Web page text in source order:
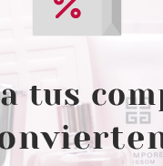
SKIN GENERICS
GENERICS MATCHA TEA &
SUPERFOOD 3.8% SERUM
POTENCIADOR DE
LUMINOSIDAD 30 ML
Pvr 9.95€ desde